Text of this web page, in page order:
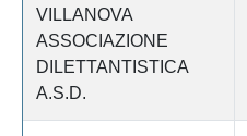
VILLANOVA
ASSOCIAZIONE
DILETTANTISTICA
A.S.D.